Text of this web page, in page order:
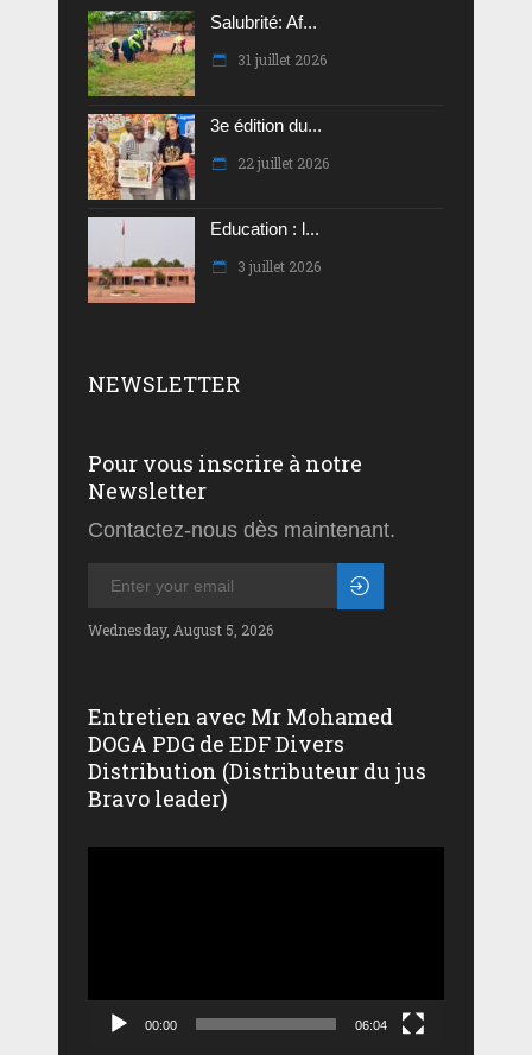
Salubrité: Af...
31 juillet 2026
3e édition du...
22 juillet 2026
Education : l...
3 juillet 2026
NEWSLETTER
Pour vous inscrire à notre
Newsletter
Contactez-nous dès maintenant.
Wednesday, August 5, 2026
Entretien avec Mr Mohamed
DOGA PDG de EDF Divers
Distribution (Distributeur du jus
Bravo leader)
00:00 06:04